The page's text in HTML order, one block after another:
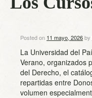
Posted on 11 mayo, 2026by
La Universidad del
Verano, organizados
del Derecho, el
repartidas entre
volumen